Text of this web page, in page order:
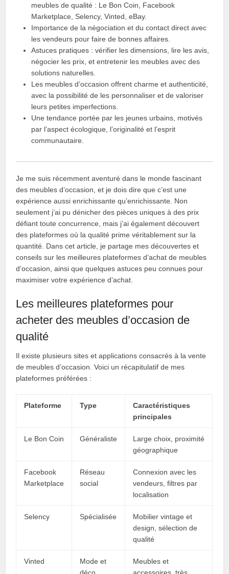
meubles de qualité : Le Bon Coin, Facebook
Marketplace, Selency, Vinted, eBay.
Importance de la négociation et du contact direct avec
les vendeurs pour faire de bonnes affaires.
Astuces pratiques : vérifier les dimensions, lire les avis,
négocier les prix, et entretenir les meubles avec des
solutions naturelles.
Les meubles d’occasion offrent charme et authenticité,
avec la possibilité de les personnaliser et de valoriser
leurs petites imperfections.
Une tendance portée par les jeunes urbains, motivés
par l’aspect écologique, l’originalité et l’esprit
communautaire.
Je me suis récemment aventuré dans le monde fascinant
des meubles d’occasion, et je dois dire que c’est une
expérience aussi enrichissante qu’enrichissante. Non
seulement j’ai pu dénicher des pièces uniques à des prix
défiant toute concurrence, mais j’ai également découvert
des plateformes où la qualité prime véritablement sur la
quantité. Dans cet article, je partage mes découvertes et
conseils sur les meilleures plateformes d’achat de meubles
d’occasion, ainsi que quelques astuces peu connues pour
maximiser votre expérience d’achat.
Les meilleures plateformes pour
acheter des meubles d’occasion de
qualité
Il existe plusieurs sites et applications consacrés à la vente
de meubles d’occasion. Voici un récapitulatif de mes
plateformes préférées :
Plateforme Type
Caractéristiques
principales
Le Bon Coin Généraliste
Large choix, proximité
géographique
Facebook
Marketplace
Réseau
social
Connexion avec les
vendeurs, filtres par
localisation
Selency Spécialisée
Mobilier vintage et
design, sélection de
qualité
Vinted
Mode et
déco
Meubles et
accessoires, très